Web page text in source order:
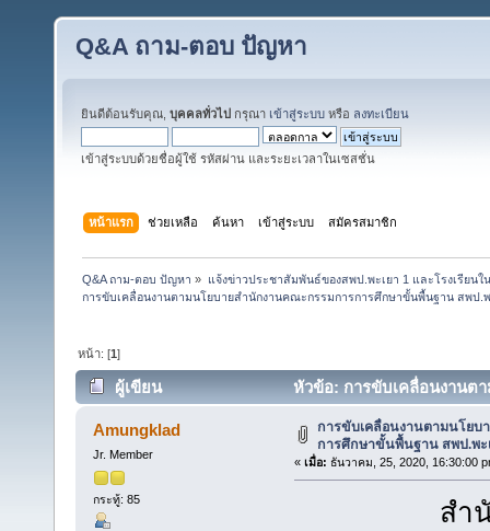
Q&A ถาม-ตอบ ปัญหา
ยินดีต้อนรับคุณ, บุคคลทั่วไป กรุณา เข้าสู่ระบบ หรือ ลงทะเบียน
เข้าสู่ระบบด้วยชื่อผู้ใช้ รหัสผ่าน และระยะเวลาในเซสชั่น
หน้าแรก ช่วยเหลือ ค้นหา เข้าสู่ระบบ สมัครสมาชิก
Q&A ถาม-ตอบ ปัญหา » แจ้งข่าวประชาสัมพันธ์ของสพป.พะเยา 1 และโรงเรียนใ
การขับเคลื่อนงานตามนโยบายสำนักงานคณะกรรมการการศึกษาขั้นพื้นฐาน สพป.พ
หน้า: [1]
ผู้เขียน
หัวข้อ: การขับเคลื่อนงานต
1 (อ่าน 87040 ครั้ง)
Amungklad
Jr. Member
กระทู้: 85
การขับเคลื่อนงานตามนโย
การศึกษาขั้นพื้นฐาน สพป.พะ
« เมื่อ: ธันวาคม, 25, 2020, 16:30:00
สำนักงาน